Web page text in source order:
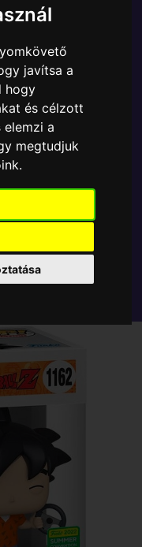
javítsa a
hogy
és célzott
elemzi a
megtudjuk
népszerű
csomagolásban